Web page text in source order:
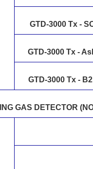
GTD-3000 Tx -
GTD-3000 Tx -
GTD-3000 Tx -
GAS DETECTOR